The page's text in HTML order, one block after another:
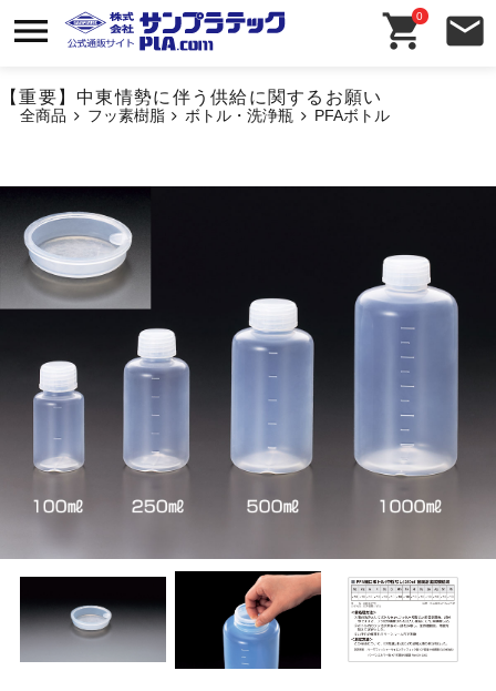
【重要】中東情勢に伴う供給に関するお願い
0
全商品 フッ素樹脂 ボトル・洗浄瓶 PFAボトル